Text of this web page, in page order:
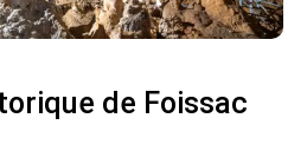
de Foissac